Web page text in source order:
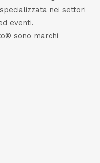
nei settori
eventi.
sono marchi